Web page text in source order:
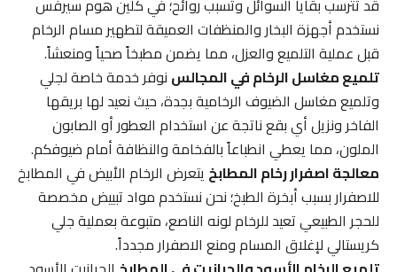
قد تترسب بقايا السوائل وتسبب روائح؛ في كلين هوم سيرفس
نستخدم أجهزة البخار والمنظفات العميقة لتطهير مسام الرخام
قبل عملية التلميع والعزل، مما يضمن مطبخاً صحياً ومنعشاً.
تلميع مغاسل الرخام في المجالسنوفر خدمة خاصة لجلي
وتلميع مغاسل الضيوف الرخامية بجدة، حيث نعيد لها بريقها
الفاخر ونزيل أي بقع ناتجة عن استخدام العطور أو الصابون
الملون، مما يعطي انطباعاً بالفخامة والنظافة أمام ضيوفكم.
معالجة اصفرار رخام المطابخيتعرض الرخام الأبيض في المطابخ
للاصفرار بسبب أبخرة الطبخ؛ نحن نستخدم مواد تبييض مخصصة
للحجر الطبيعي تعيد للرخام لونه الناصع، متبوعة بعملية جلي
كريستالي لإغلاق المسام ومنع الاصفرار مجدداً.